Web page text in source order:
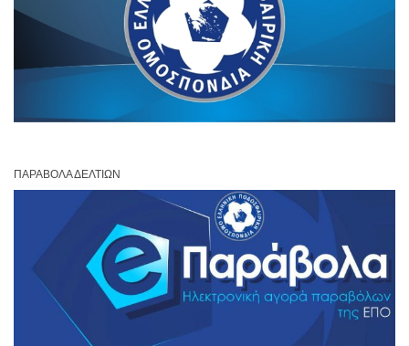
ΠΑΡΆΒΟΛΑ ΔΕΛΤΊΩΝ